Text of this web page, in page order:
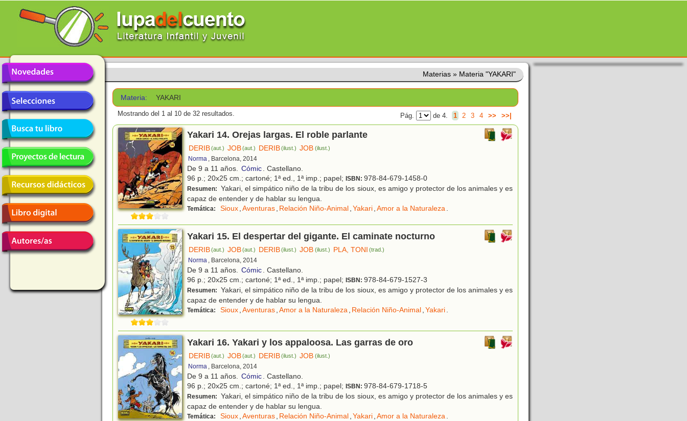
Materias » Materia "YAKARI"
Materia: YAKARI
Mostrando del 1 al 10 de 32 resultados. Pág. de 4. 1 2 3 4 >> >>|
Yakari 14. Orejas largas. El roble parlante
DERIB(aut.) JOB(aut.) DERIB (ilust.) JOB (ilust.)
Norma , Barcelona, 2014
De 9 a 11 años. Cómic. Castellano.
96 p.; 20x25 cm.; cartoné; 1ª ed., 1ª imp.; papel; ISBN: 978-84-679-1458-0
Resumen: Yakari, el simpático niño de la tribu de los sioux, es amigo y protector de los animales y es
capaz de entender y de hablar su lengua.
Temática: Sioux,Aventuras, Relación Niño-Animal,Yakari,Amor a la Naturaleza.
Yakari 15. El despertar del gigante. El caminate nocturno
DERIB(aut.) JOB(aut.) DERIB (ilust.) JOB (ilust.) PLA, TONI (trad.)
Norma , Barcelona, 2014
De 9 a 11 años. Cómic. Castellano.
96 p.; 20x25 cm.; cartoné; 1ª ed., 1ª imp.; papel; ISBN: 978-84-679-1527-3
Resumen: Yakari, el simpático niño de la tribu de los sioux, es amigo y protector de los animales y es
capaz de entender y de hablar su lengua.
Temática: Sioux,Aventuras,Amor a la Naturaleza, Relación Niño-Animal,Yakari.
Yakari 16. Yakari y los appaloosa. Las garras de oro
DERIB(aut.) JOB(aut.) DERIB (ilust.) JOB (ilust.)
Norma , Barcelona, 2014
De 9 a 11 años. Cómic. Castellano.
96 p.; 20x25 cm.; cartoné; 1ª ed., 1ª imp.; papel; ISBN: 978-84-679-1718-5
Resumen: Yakari, el simpático niño de la tribu de los sioux, es amigo y protector de los animales y es
capaz de entender y de hablar su lengua.
Temática: Sioux,Aventuras, Relación Niño-Animal,Yakari,Amor a la Naturaleza.